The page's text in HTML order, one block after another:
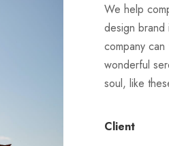
We help
design
company
wonderful
soul, like
Client